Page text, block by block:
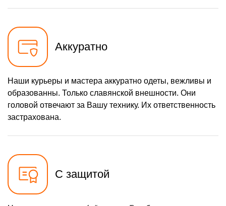
Аккуратно
Наши курьеры и мастера аккуратно одеты, вежливы и
образованны. Только славянской внешности. Они
головой отвечают за Вашу технику. Их ответственность
застрахована.
С защитой